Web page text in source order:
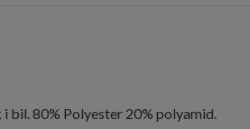
bil. 80% Polyester 20% polyamid.